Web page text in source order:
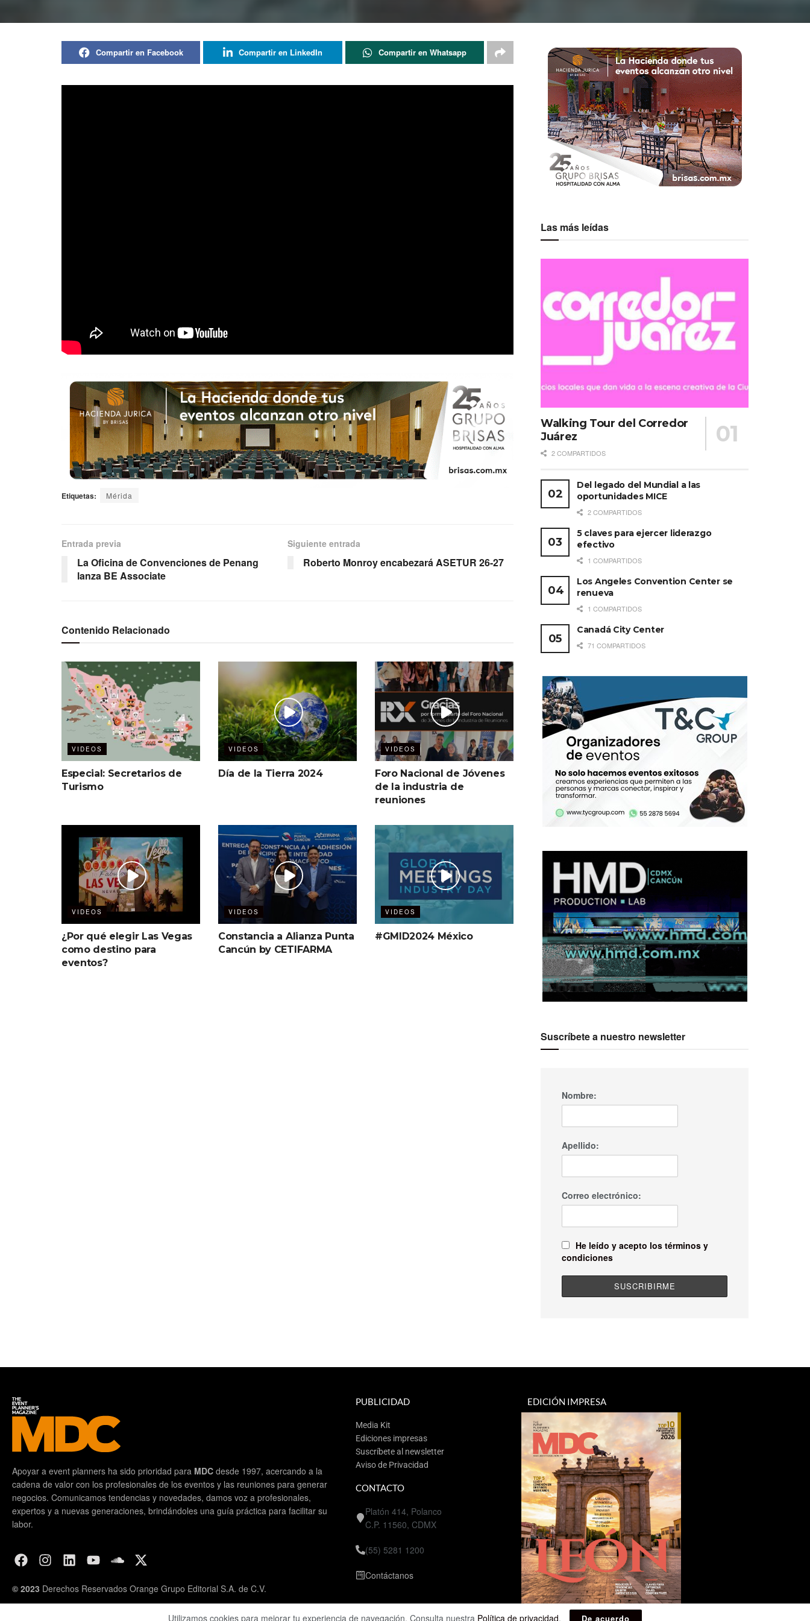
Compartir en Facebook Compartir en LinkedIn Compartir en Whatsapp
Etiquetas: Mérida
Entrada previa
La Oficina de Convenciones de Penang
lanza BE Associate
Siguiente entrada
Roberto Monroy encabezará ASETUR 26-27
Contenido Relacionado
VIDEOS
Especial: Secretarios de
Turismo
VIDEOS
Día de la Tierra 2024
VIDEOS
Foro Nacional de Jóvenes
de la industria de
reuniones
VIDEOS
¿Por qué elegir Las Vegas
como destino para
eventos?
VIDEOS
Constancia a Alianza Punta
Cancún by CETIFARMA
VIDEOS
#GMID2024 México
Las más leídas
Walking Tour del Corredor
Juárez
2 COMPARTIDOS
Del legado del Mundial a las
oportunidades MICE
2 COMPARTIDOS
5 claves para ejercer liderazgo
efectivo
1 COMPARTIDOS
Los Angeles Convention Center se
renueva
1 COMPARTIDOS
Canadá City Center
71 COMPARTIDOS
Suscríbete a nuestro newsletter
Nombre:
Apellido:
Correo electrónico:
He leído y acepto los términos y
condiciones
Apoyar a event planners ha sido prioridad para MDC desde 1997, acercando a la
cadena de valor con los profesionales de los eventos y las reuniones para generar
negocios. Comunicamos tendencias y novedades, damos voz a profesionales,
expertos y a nuevas generaciones, brindándoles una guía práctica para facilitar su
labor.
© 2023 Derechos Reservados Orange Grupo Editorial S.A. de C.V.
PUBLICIDAD
Media Kit
Ediciones impresas
Suscríbete al newsletter
Aviso de Privacidad
CONTACTO
Platón 414, Polanco
C.P. 11560, CDMX
(55) 5281 1200
Contáctanos
EDICIÓN IMPRESA
Utilizamos cookies para mejorar tu experiencia de navegación. Consulta nuestra Política de privacidad. De acuerdo